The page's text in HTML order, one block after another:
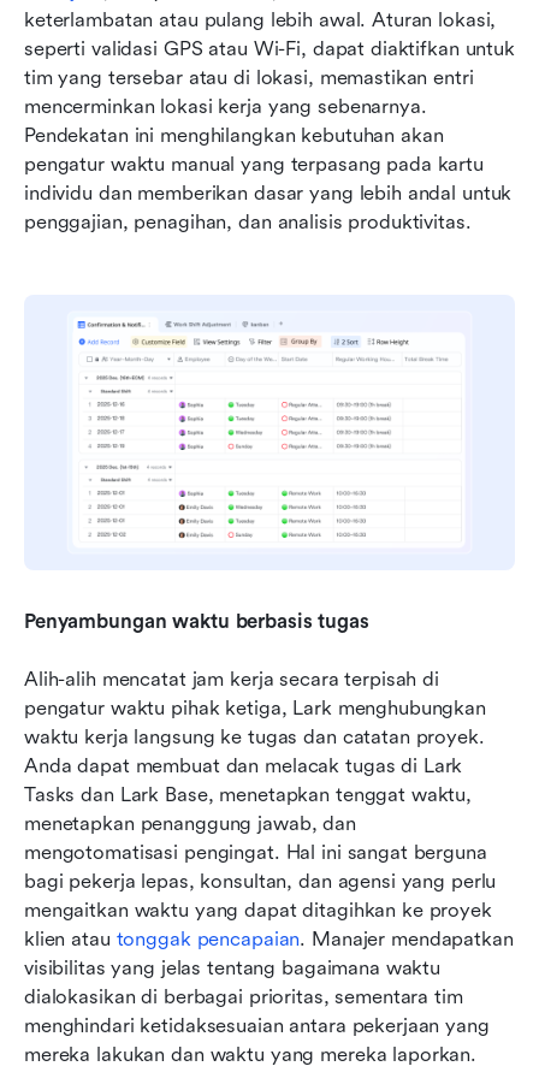
keterlambatan atau pulang lebih awal. Aturan lokasi,
seperti validasi GPS atau Wi-Fi, dapat diaktifkan untuk
tim yang tersebar atau di lokasi, memastikan entri
mencerminkan lokasi kerja yang sebenarnya.
Pendekatan ini menghilangkan kebutuhan akan
pengatur waktu manual yang terpasang pada kartu
individu dan memberikan dasar yang lebih andal untuk
penggajian, penagihan, dan analisis produktivitas.
Penyambungan waktu berbasis tugas
Alih-alih mencatat jam kerja secara terpisah di
pengatur waktu pihak ketiga, Lark menghubungkan
waktu kerja langsung ke tugas dan catatan proyek.
Anda dapat membuat dan melacak tugas di Lark
Tasks dan Lark Base, menetapkan tenggat waktu,
menetapkan penanggung jawab, dan
mengotomatisasi pengingat. Hal ini sangat berguna
bagi pekerja lepas, konsultan, dan agensi yang perlu
mengaitkan waktu yang dapat ditagihkan ke proyek
klien atau tonggak pencapaian. Manajer mendapatkan
visibilitas yang jelas tentang bagaimana waktu
dialokasikan di berbagai prioritas, sementara tim
menghindari ketidaksesuaian antara pekerjaan yang
mereka lakukan dan waktu yang mereka laporkan.